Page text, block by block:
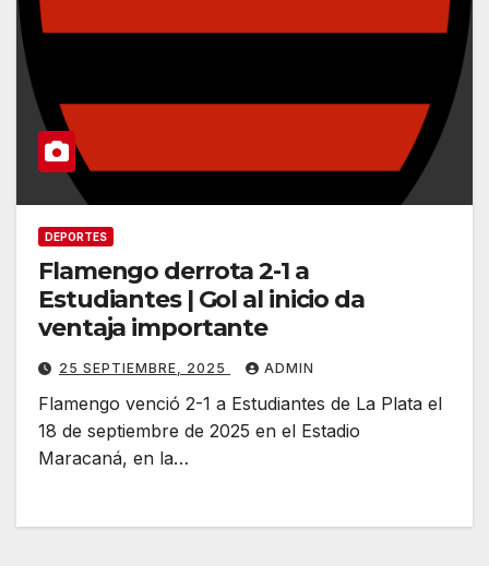
DEPORTES
Flamengo derrota 2-1 a
Estudiantes | Gol al inicio da
ventaja importante
25 SEPTIEMBRE, 2025 ADMIN
Flamengo venció 2-1 a Estudiantes de La Plata el
18 de septiembre de 2025 en el Estadio
Maracaná, en la…